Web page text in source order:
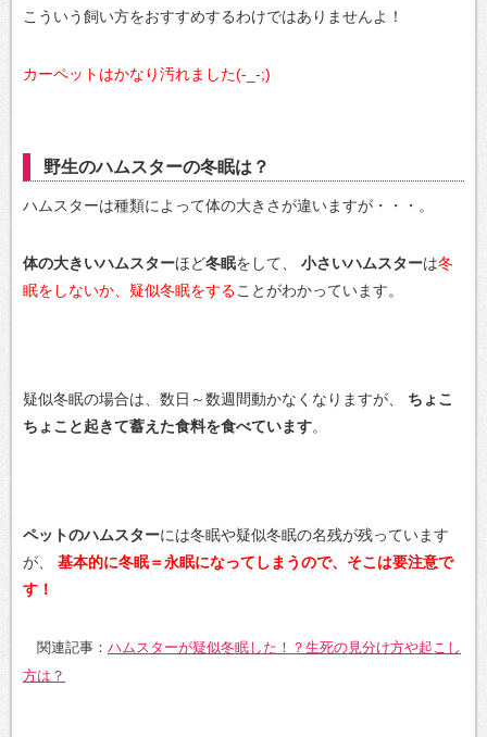
こういう飼い方をおすすめするわけではありませんよ！
カーペットはかなり汚れました(-_-;)
野生のハムスターの冬眠は？
ハムスターは種類によって体の大きさが違いますが・・・。
体の大きいハムスターほど冬眠をして、 小さいハムスターは冬
眠をしないか、疑似冬眠をすることがわかっています。
疑似冬眠の場合は、数日～数週間動かなくなりますが、
ちょこ
ちょこと起きて蓄えた食料を食べています。
ペットのハムスターには冬眠や疑似冬眠の名残が残っています
が、
基本的に冬眠＝永眠になってしまうので、そこは要注意で
す！
関連記事： ハムスターが疑似冬眠した！？生死の見分け方や起こし
方は？